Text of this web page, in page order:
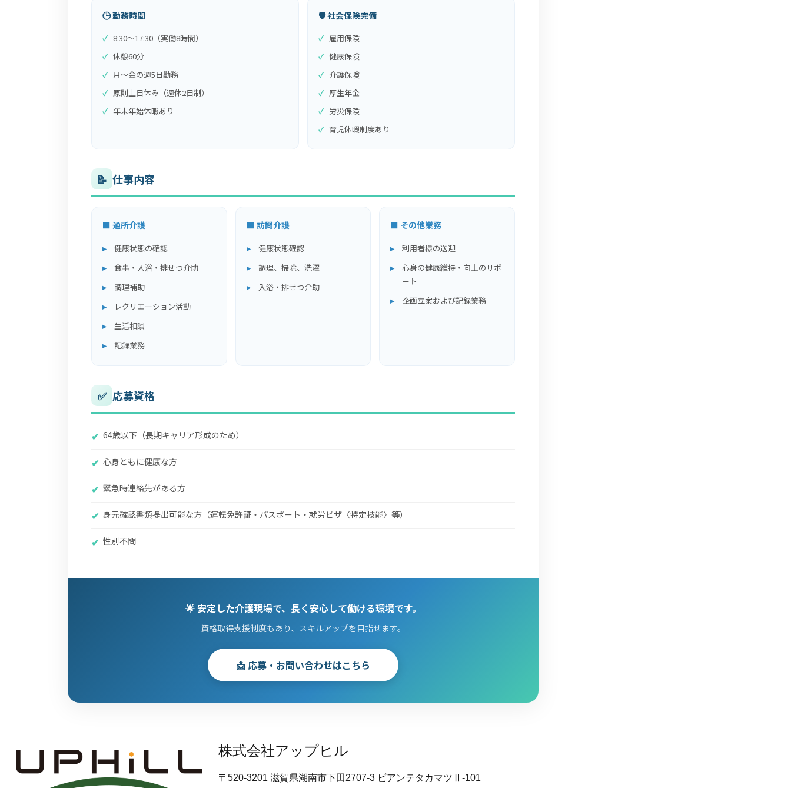
🕒 勤務時間
8:30～17:30（実働8時間）
休憩60分
月～金の週5日勤務
原則土日休み（週休2日制）
年末年始休暇あり
🛡 社会保険完備
雇用保険
健康保険
介護保険
厚生年金
労災保険
育児休暇制度あり
📝 仕事内容
■ 通所介護
健康状態の確認
食事・入浴・排せつ介助
調理補助
レクリエーション活動
生活相談
記録業務
■ 訪問介護
健康状態確認
調理、掃除、洗濯
入浴・排せつ介助
■ その他業務
利用者様の送迎
心身の健康維持・向上のサポ
ート
企画立案および記録業務
✅ 応募資格
✔ 64歳以下（長期キャリア形成のため）
✔ 心身ともに健康な方
✔ 緊急時連絡先がある方
✔ 身元確認書類提出可能な方（運転免許証・パスポート・就労ビザ〈特定技能〉等）
✔ 性別不問
🌟 安定した介護現場で、長く安心して働ける環境です。
資格取得支援制度もあり、スキルアップを目指せます。
📩 応募・お問い合わせはこちら
株式会社アップヒル
〒520-3201 滋賀県湖南市下田2707-3 ビアンテタカマツⅡ-101